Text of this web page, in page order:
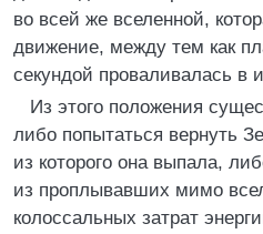
во всей же вселенной,
движение, между тем как
секундой проваливалась в
Из этого положения
либо попытаться вернуть
из которого она выпала,
из проплывавших мимо
колоссальных затрат